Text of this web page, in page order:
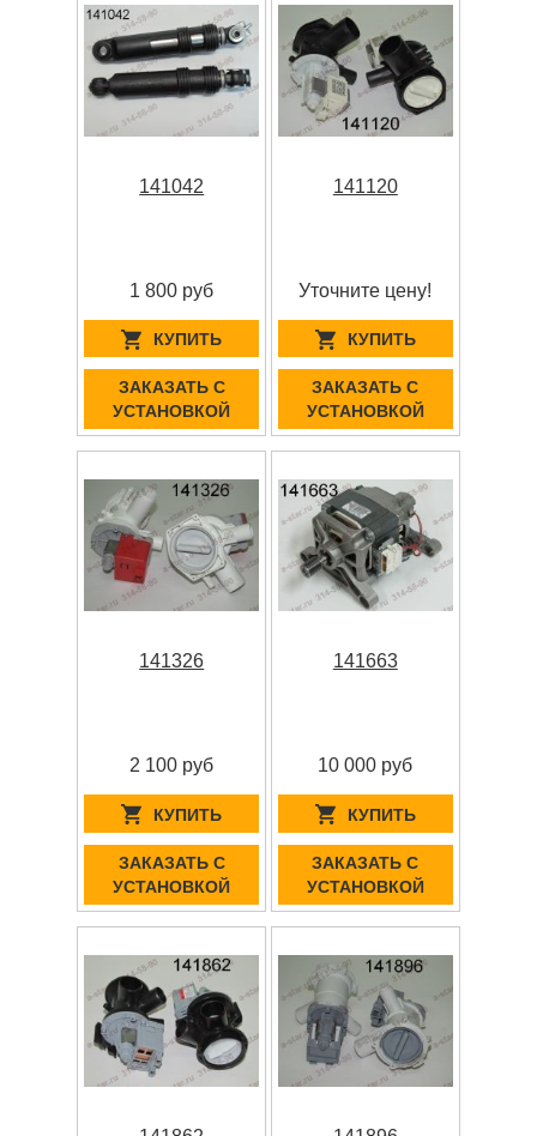
141042
1 800 руб
КУПИТЬ
ЗАКАЗАТЬ С
УСТАНОВКОЙ
141120
Уточните цену!
КУПИТЬ
ЗАКАЗАТЬ С
УСТАНОВКОЙ
141326
2 100 руб
КУПИТЬ
ЗАКАЗАТЬ С
УСТАНОВКОЙ
141663
10 000 руб
КУПИТЬ
ЗАКАЗАТЬ С
УСТАНОВКОЙ